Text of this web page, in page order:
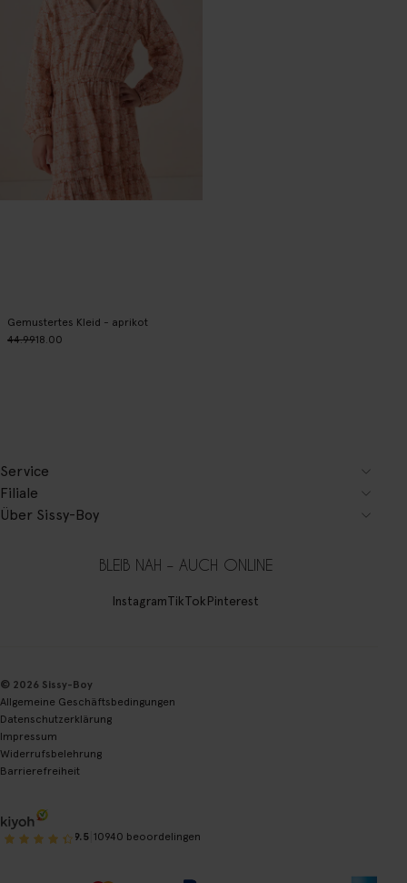
Gemustertes Kleid - aprikot
44.9918.00
Service
Filiale
Über Sissy-Boy
BLEIB NAH – AUCH ONLINE
InstagramTikTokPinterest
© 2026 Sissy-Boy
Allgemeine Geschäftsbedingungen
Datenschutzerklärung
Impressum
Widerrufsbelehrung
Barrierefreiheit
9.5 10940 beoordelingen